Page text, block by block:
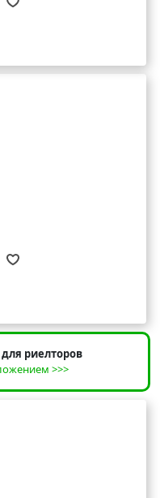
риелторов
>>>